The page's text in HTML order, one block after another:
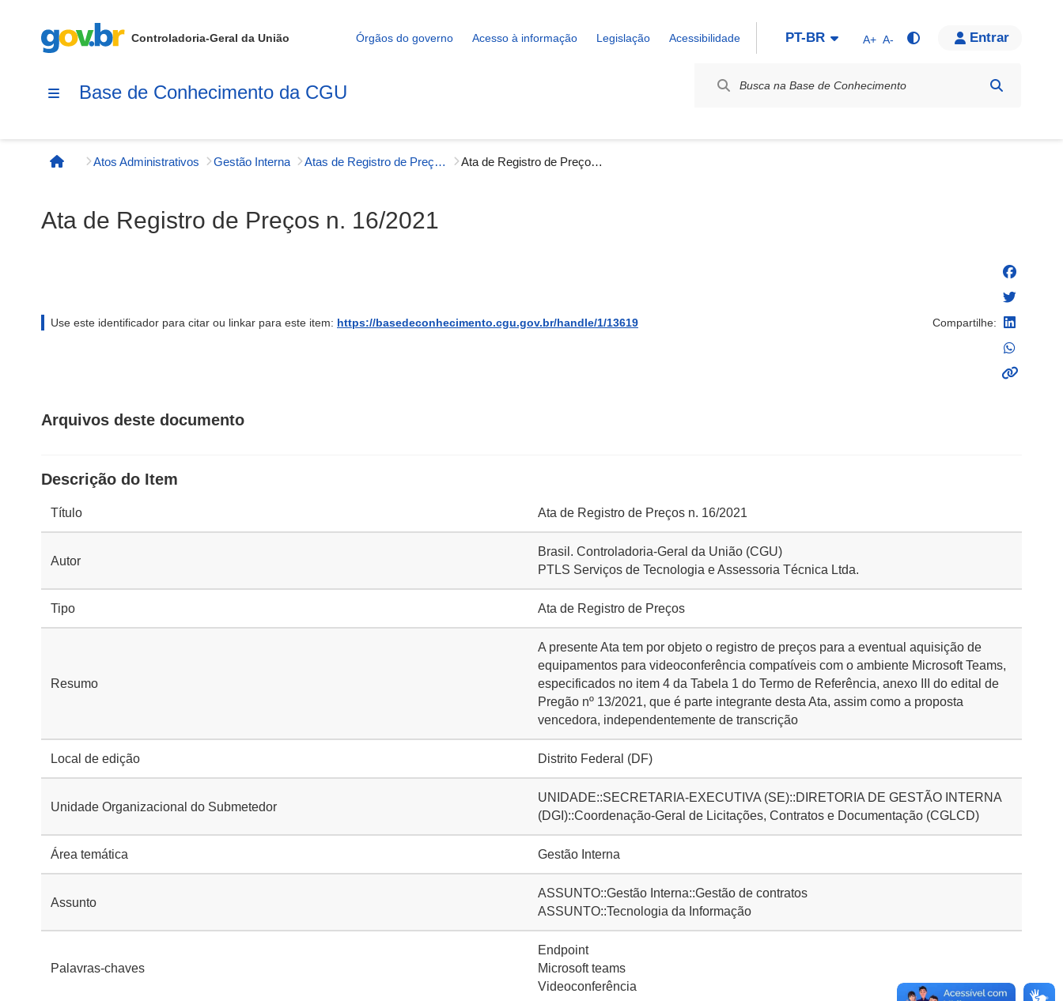
Controladoria-Geral da União Órgãos do governo Acesso à informação Legislação Acessibilidade PT-BR A+ A- Entrar
Base de Conhecimento da CGU
Página inicial
Atos Administrativos Gestão Interna Atas de Registro de Preços - Gestão Interna Ata de Registro de Preços n. 16/2021
Ata de Registro de Preços n. 16/2021
Use este identificador para citar ou linkar para este item: https://basedeconhecimento.cgu.gov.br/handle/1/13619 Compartilhe:
Arquivos deste documento
Descrição do Item
Título Ata de Registro de Preços n. 16/2021
Autor
Brasil. Controladoria-Geral da União (CGU)
PTLS Serviços de Tecnologia e Assessoria Técnica Ltda.
Tipo Ata de Registro de Preços
Resumo
A presente Ata tem por objeto o registro de preços para a eventual aquisição de
equipamentos para videoconferência compatíveis com o ambiente Microsoft Teams,
especificados no item 4 da Tabela 1 do Termo de Referência, anexo III do edital de
Pregão nº 13/2021, que é parte integrante desta Ata, assim como a proposta
vencedora, independentemente de transcrição
Local de edição Distrito Federal (DF)
Unidade Organizacional do Submetedor
UNIDADE::SECRETARIA-EXECUTIVA (SE)::DIRETORIA DE GESTÃO INTERNA
(DGI)::Coordenação-Geral de Licitações, Contratos e Documentação (CGLCD)
Área temática Gestão Interna
Assunto
ASSUNTO::Gestão Interna::Gestão de contratos
ASSUNTO::Tecnologia da Informação
Palavras-chaves
Endpoint
Microsoft teams
Videoconferência